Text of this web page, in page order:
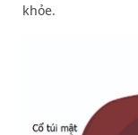
khỏe.